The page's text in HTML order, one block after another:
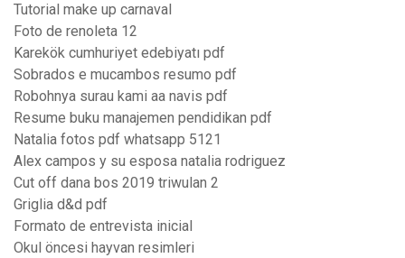
Tutorial make up carnaval
Foto de renoleta 12
Karekök cumhuriyet edebiyatı pdf
Sobrados e mucambos resumo pdf
Robohnya surau kami aa navis pdf
Resume buku manajemen pendidikan pdf
Natalia fotos pdf whatsapp 5121
Alex campos y su esposa natalia rodriguez
Cut off dana bos 2019 triwulan 2
Griglia d&d pdf
Formato de entrevista inicial
Okul öncesi hayvan resimleri